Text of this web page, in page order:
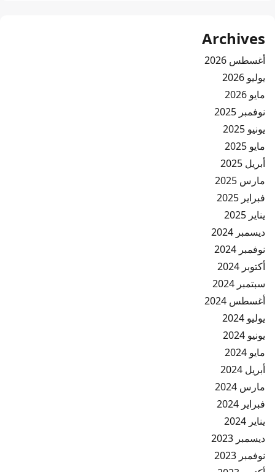
Archives
أغسطس 2026
يوليو 2026
مايو 2026
نوفمبر 2025
يونيو 2025
مايو 2025
أبريل 2025
مارس 2025
فبراير 2025
يناير 2025
ديسمبر 2024
نوفمبر 2024
أكتوبر 2024
سبتمبر 2024
أغسطس 2024
يوليو 2024
يونيو 2024
مايو 2024
أبريل 2024
مارس 2024
فبراير 2024
يناير 2024
ديسمبر 2023
نوفمبر 2023